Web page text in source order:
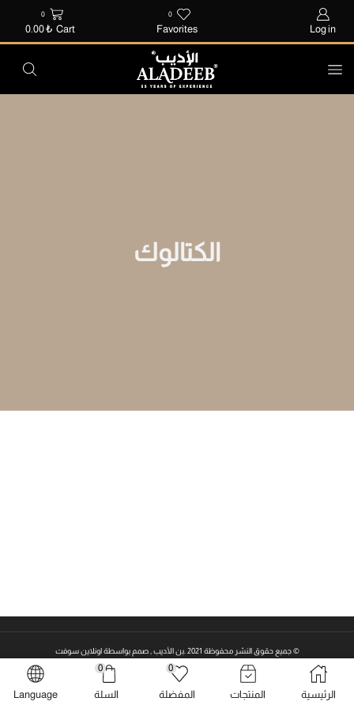
Log in
0
Favorites
0
Cart
0.00₺
الكتالوك
© جميع حقوق النشر محفوظة 2021 .بن الأديب , صمم بواسطة اونلاين سوفت
الرئيسية المنتجات
0
المفضلة
0
السلة Language